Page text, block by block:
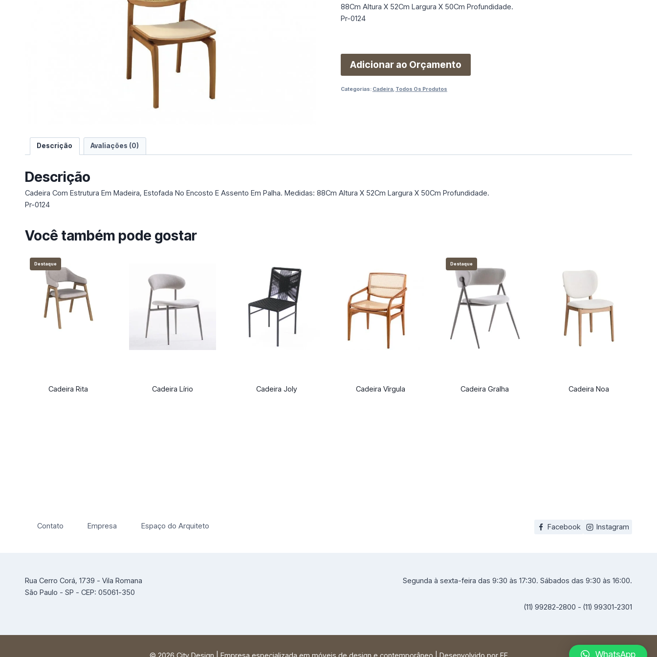
a
88Cm Altura X 52Cm Largura X 50Cm Profundidade.
Pr-0124
Adicionar ao Orçamento
Categorias: Cadeira, Todos Os Produtos
Descrição Avaliações (0)
Descrição
Cadeira Com Estrutura Em Madeira, Estofada No Encosto E Assento Em Palha. Medidas: 88Cm Altura X 52Cm Largura X 50Cm Profundidade.
Pr-0124
Você também pode gostar
Destaque
Cadeira Rita Cadeira Lírio Cadeira Joly Cadeira Vírgula
Destaque
Cadeira Gralha Cadeira Noa
Contato Empresa Espaço do Arquiteto Facebook Instagram
Rua Cerro Corá, 1739 - Vila Romana
São Paulo - SP - CEP: 05061-350
Segunda à sexta-feira das 9:30 às 17:30. Sábados das 9:30 às 16:00.
(11) 99282-2800 - (11) 99301-2301
WhatsApp